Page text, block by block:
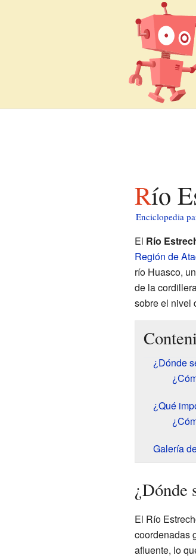
Río
Enciclopedia
El Río
Región de
río Huasco,
de la
sobre el nivel
¿Dónde
¿Qué
Galería
¿Dónde
El Río
coordenadas
afluente, lo